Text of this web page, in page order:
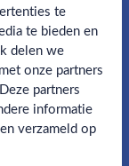
te
te bieden en
delen we
onze partners
partners
informatie
verzameld op
op je eerste